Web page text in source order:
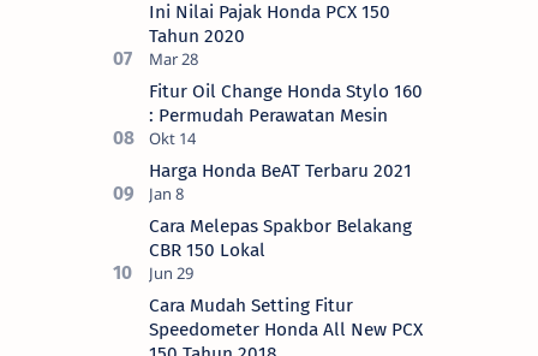
Ini Nilai Pajak Honda PCX 150
Tahun 2020
Fitur Oil Change Honda Stylo 160
: Permudah Perawatan Mesin
Harga Honda BeAT Terbaru 2021
Cara Melepas Spakbor Belakang
CBR 150 Lokal
Cara Mudah Setting Fitur
Speedometer Honda All New PCX